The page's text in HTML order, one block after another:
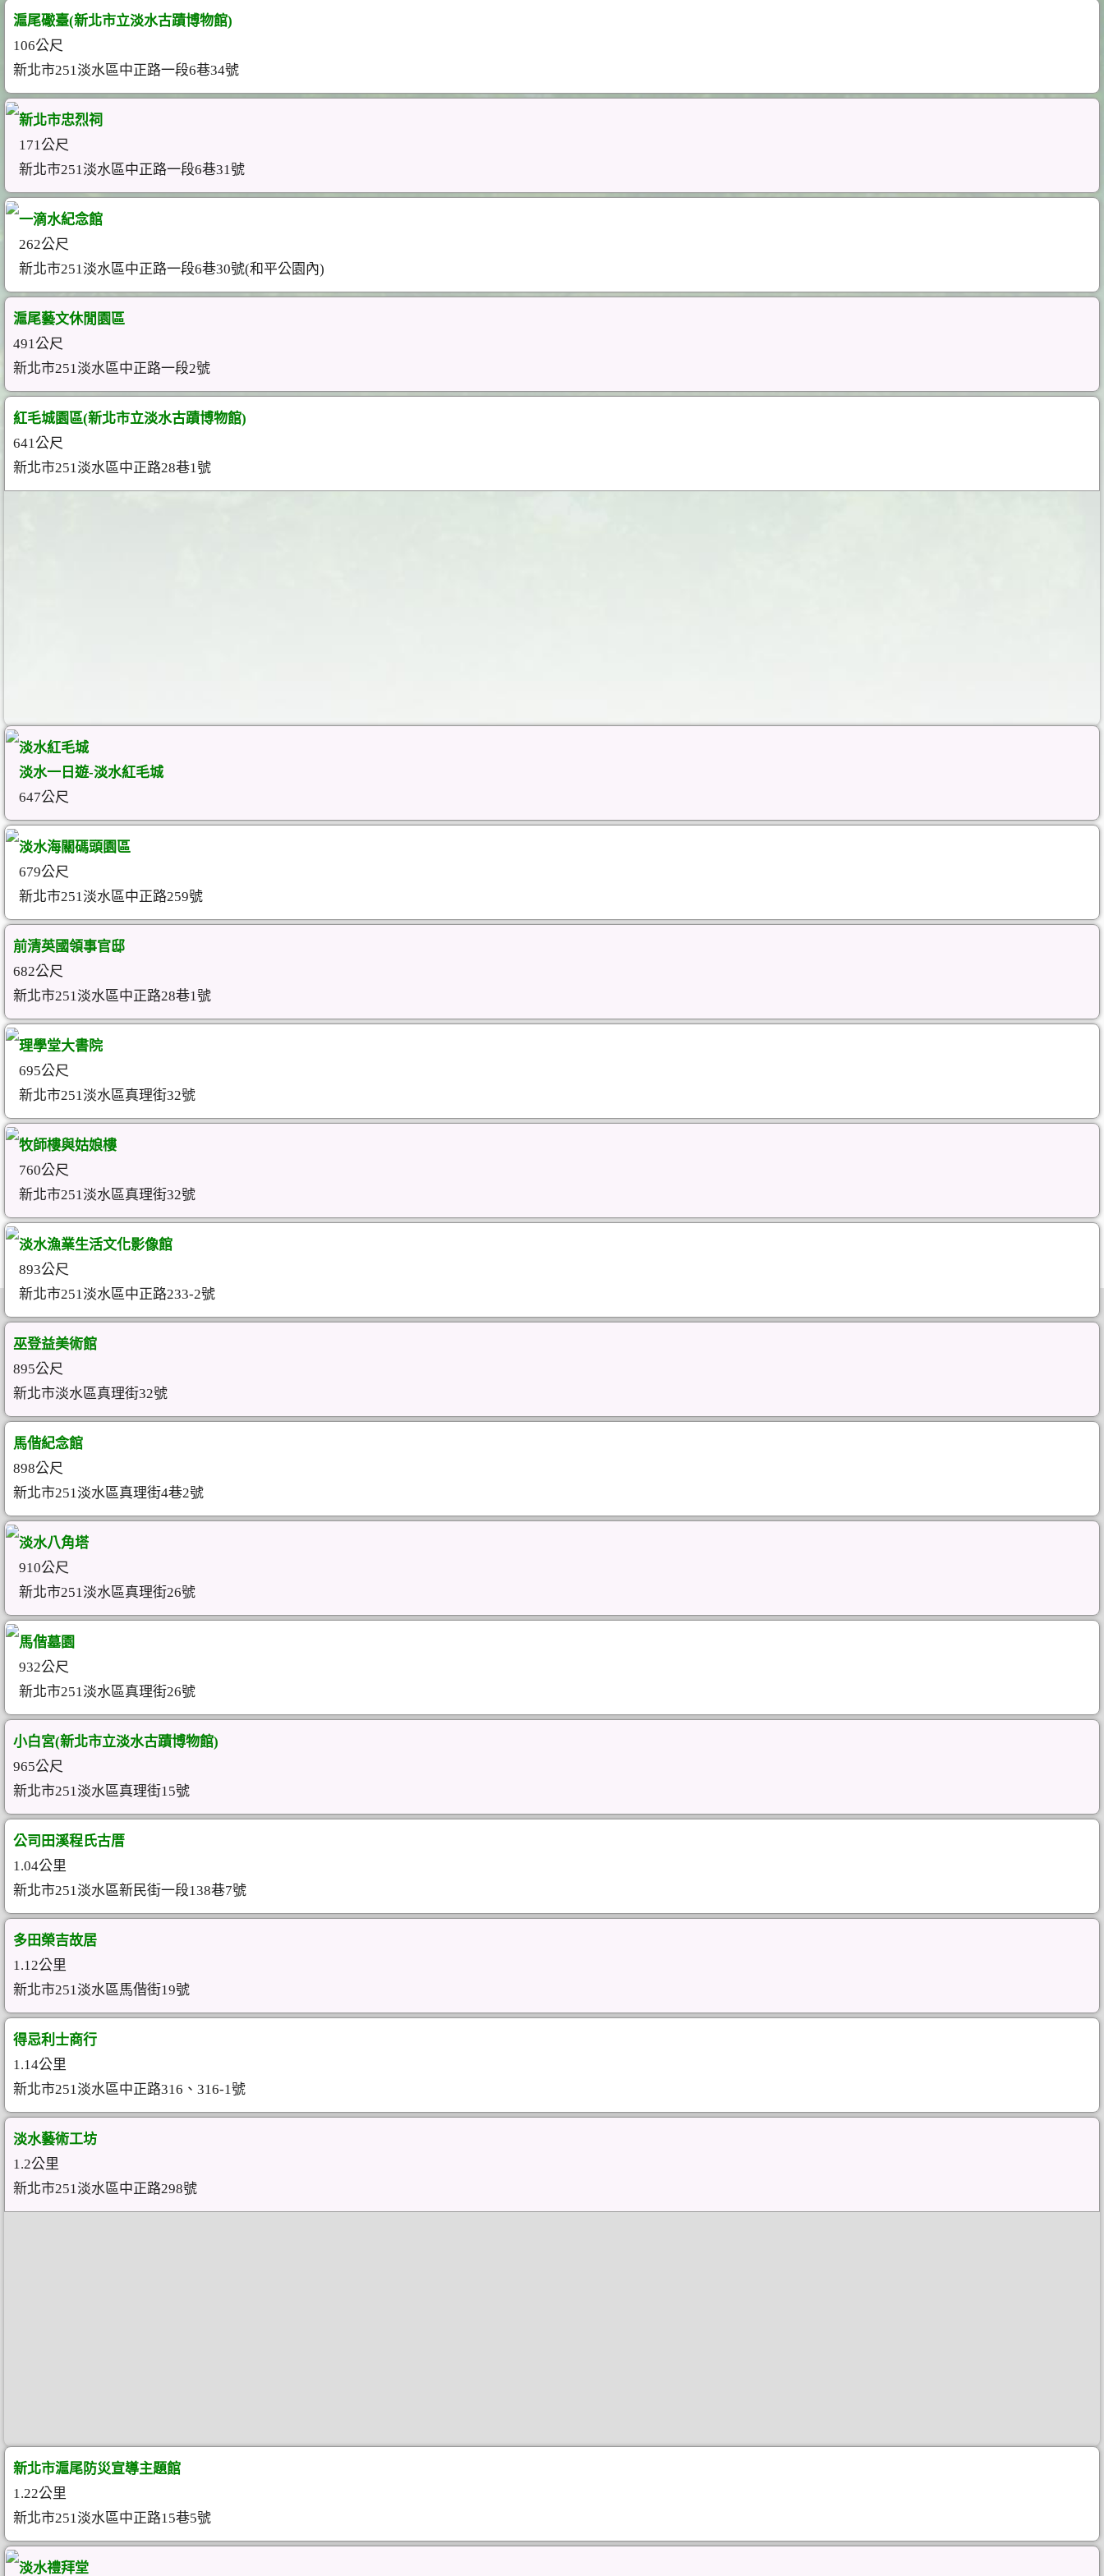
滬尾礮臺(新北市立淡水古蹟博物館)
106公尺
新北市251淡水區中正路一段6巷34號
新北市忠烈祠
171公尺
新北市251淡水區中正路一段6巷31號
一滴水紀念館
262公尺
新北市251淡水區中正路一段6巷30號(和平公園內)
滬尾藝文休閒園區
491公尺
新北市251淡水區中正路一段2號
紅毛城園區(新北市立淡水古蹟博物館)
641公尺
新北市251淡水區中正路28巷1號
淡水紅毛城
淡水一日遊-淡水紅毛城
647公尺
淡水海關碼頭園區
679公尺
新北市251淡水區中正路259號
前清英國領事官邸
682公尺
新北市251淡水區中正路28巷1號
理學堂大書院
695公尺
新北市251淡水區真理街32號
牧師樓與姑娘樓
760公尺
新北市251淡水區真理街32號
淡水漁業生活文化影像館
893公尺
新北市251淡水區中正路233-2號
巫登益美術館
895公尺
新北市淡水區真理街32號
馬偕紀念館
898公尺
新北市251淡水區真理街4巷2號
淡水八角塔
910公尺
新北市251淡水區真理街26號
馬偕墓園
932公尺
新北市251淡水區真理街26號
小白宮(新北市立淡水古蹟博物館)
965公尺
新北市251淡水區真理街15號
公司田溪程氏古厝
1.04公里
新北市251淡水區新民街一段138巷7號
多田榮吉故居
1.12公里
新北市251淡水區馬偕街19號
得忌利士商行
1.14公里
新北市251淡水區中正路316、316-1號
淡水藝術工坊
1.2公里
新北市251淡水區中正路298號
新北市滬尾防災宣導主題館
1.22公里
新北市251淡水區中正路15巷5號
淡水禮拜堂